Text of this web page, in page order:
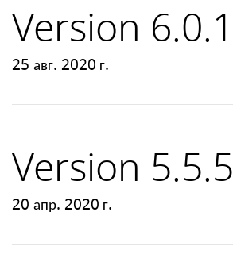
Version 6.0.1
25 авг. 2020 г.
Version 5.5.5
20 апр. 2020 г.